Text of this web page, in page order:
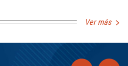
Ver más